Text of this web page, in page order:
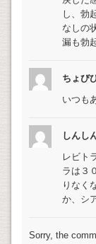
し、勃
なしの
漏も勃
ちょび
いつも
しんし
レビト
ラは３
りなく
か、シ
Sorry, the